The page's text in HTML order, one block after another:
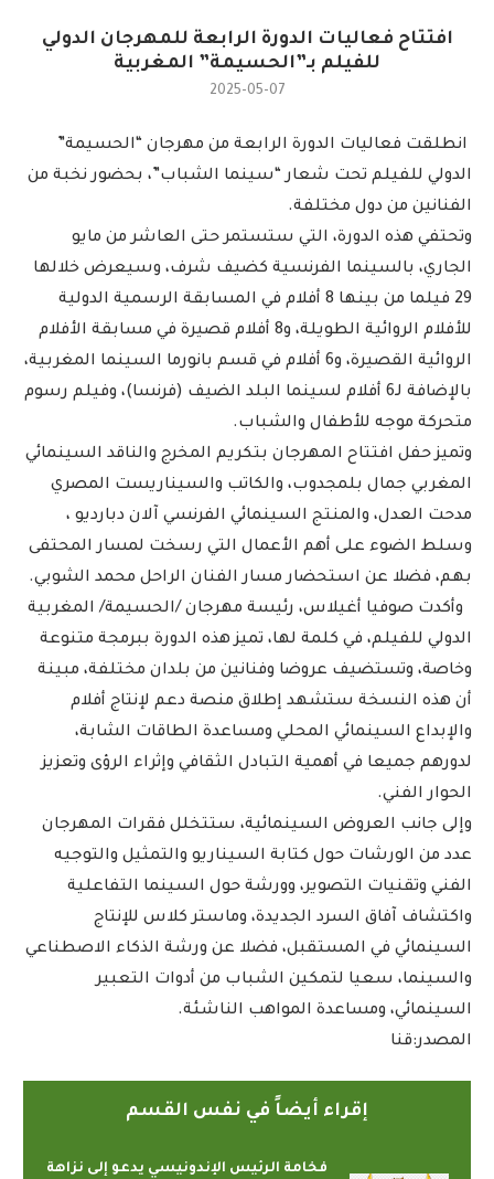
افتتاح فعاليات الدورة الرابعة للمهرجان الدولي
للفيلم بـ”الحسيمة” المغربية
2025-05-07
انطلقت فعاليات الدورة الرابعة من مهرجان “الحسيمة”
الدولي للفيلم تحت شعار “سينما الشباب”، بحضور نخبة من
الفنانين من دول مختلفة.
وتحتفي هذه الدورة، التي ستستمر حتى العاشر من مايو
الجاري، بالسينما الفرنسية كضيف شرف، وسيعرض خلالها
29 فيلما من بينها 8 أفلام في المسابقة الرسمية الدولية
للأفلام الروائية الطويلة، و8 أفلام قصيرة في مسابقة الأفلام
الروائية القصيرة، و6 أفلام في قسم بانورما السينما المغربية،
بالإضافة لـ6 أفلام لسينما البلد الضيف (فرنسا)، وفيلم رسوم
متحركة موجه للأطفال والشباب.
وتميز حفل افتتاح المهرجان بتكريم المخرج والناقد السينمائي
المغربي جمال بلمجدوب، والكاتب والسيناريست المصري
مدحت العدل، والمنتج السينمائي الفرنسي آلان دبارديو ،
وسلط الضوء على أهم الأعمال التي رسخت لمسار المحتفى
بهم، فضلا عن استحضار مسار الفنان الراحل محمد الشوبي.
وأكدت صوفيا أغيلاس، رئيسة مهرجان /الحسيمة/ المغربية
الدولي للفيلم، في كلمة لها، تميز هذه الدورة ببرمجة متنوعة
وخاصة، وتستضيف عروضا وفنانين من بلدان مختلفة، مبينة
أن هذه النسخة ستشهد إطلاق منصة دعم لإنتاج أفلام
والإبداع السينمائي المحلي ومساعدة الطاقات الشابة،
لدورهم جميعا في أهمية التبادل الثقافي وإثراء الرؤى وتعزيز
الحوار الفني.
وإلى جانب العروض السينمائية، ستتخلل فقرات المهرجان
عدد من الورشات حول كتابة السيناريو والتمثيل والتوجيه
الفني وتقنيات التصوير، وورشة حول السينما التفاعلية
واكتشاف آفاق السرد الجديدة، وماستر كلاس للإنتاج
السينمائي في المستقبل، فضلا عن ورشة الذكاء الاصطناعي
والسينما، سعيا لتمكين الشباب من أدوات التعبير
السينمائي، ومساعدة المواهب الناشئة.
المصدر:قنا
إقراء أيضاً في نفس القسم
فخامة الرئيس الإندونيسي يدعو إلى نزاهة